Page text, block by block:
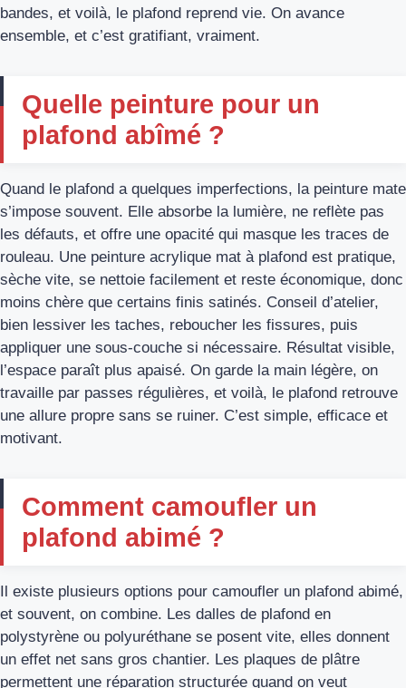
bandes, et voilà, le plafond reprend vie. On avance
ensemble, et c’est gratifiant, vraiment.
Quelle peinture pour un
plafond abîmé ?
Quand le plafond a quelques imperfections, la peinture mate
s’impose souvent. Elle absorbe la lumière, ne reflète pas
les défauts, et offre une opacité qui masque les traces de
rouleau. Une peinture acrylique mat à plafond est pratique,
sèche vite, se nettoie facilement et reste économique, donc
moins chère que certains finis satinés. Conseil d’atelier,
bien lessiver les taches, reboucher les fissures, puis
appliquer une sous-couche si nécessaire. Résultat visible,
l’espace paraît plus apaisé. On garde la main légère, on
travaille par passes régulières, et voilà, le plafond retrouve
une allure propre sans se ruiner. C’est simple, efficace et
motivant.
Comment camoufler un
plafond abimé ?
Il existe plusieurs options pour camoufler un plafond abimé,
et souvent, on combine. Les dalles de plafond en
polystyrène ou polyuréthane se posent vite, elles donnent
un effet net sans gros chantier. Les plaques de plâtre
permettent une réparation structurée quand on veut